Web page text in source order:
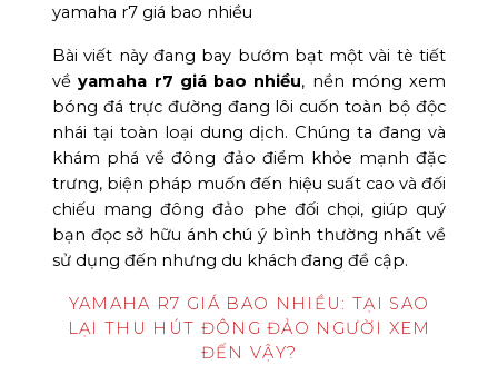
yamaha r7 giá bao nhiều
Bài viết này đang bay bướm bạt một vài tè tiết
vềyamaha r7 giá bao nhiều, nền móng xem
bóng đá trực đường đang lôi cuốn toàn bộ độc
nhái tại toàn loại dung dịch. Chúng ta đang và
khám phá về đông đảo điểm khỏe mạnh đặc
trưng, biện pháp muốn đến hiệu suất cao và đối
chiếu mang đông đảo phe đối chọi, giúp quý
bạn đọc sở hữu ánh chú ý bình thường nhất về
sử dụng đến nhưng du khách đang đề cập.
YAMAHA R7 GIÁ BAO NHIỀU: TẠI SAO
LẠI THU HÚT ĐÔNG ĐẢO NGƯỜI XEM
ĐẾN VẬY?